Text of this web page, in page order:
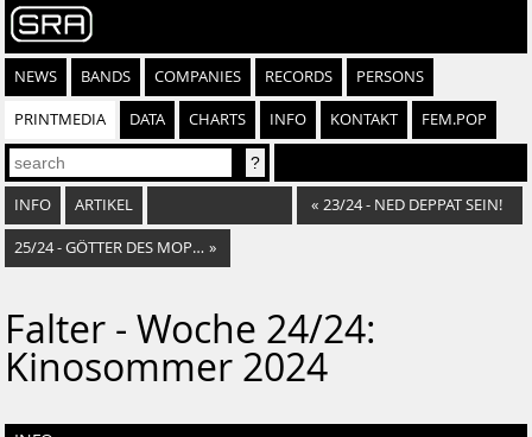
NEWS BANDS COMPANIES RECORDS PERSONS
PRINTMEDIA DATA CHARTS INFO KONTAKT FEM.POP
INFO ARTIKEL « 23/24 - NED DEPPAT SEIN!
25/24 - GÖTTER DES MOPEDROCK »
Falter - Woche 24/24:
Kinosommer 2024